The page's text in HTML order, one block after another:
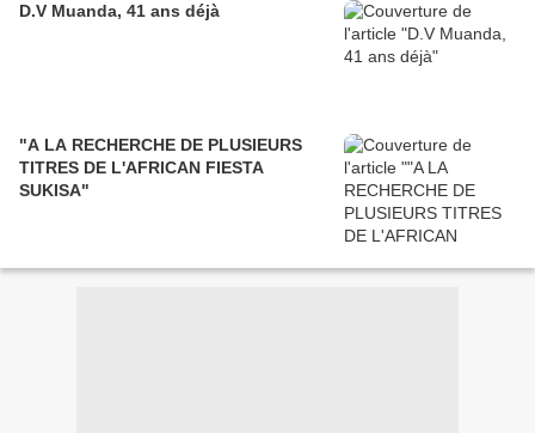
D.V Muanda, 41 ans déjà
"A LA RECHERCHE DE PLUSIEURS
TITRES DE L'AFRICAN FIESTA
SUKISA"